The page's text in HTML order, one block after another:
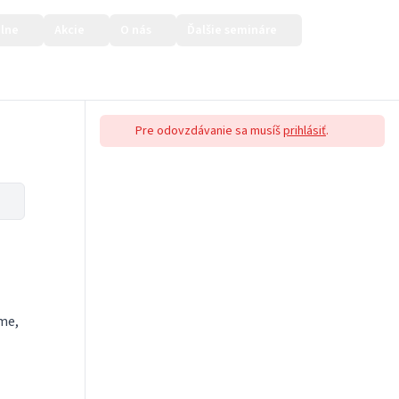
Pre odovzdávanie sa musíšprihlásiť.